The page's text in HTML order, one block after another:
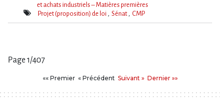
Thèmes(s)
et achats industriels – Matières premières
Mot(s)-
Projet (proposition) de loi Sénat CMP
Page 1/407
«« PremierPremier
« PrécédentPrécédent
Suivant
Suivant » Dernier
Dernier »»